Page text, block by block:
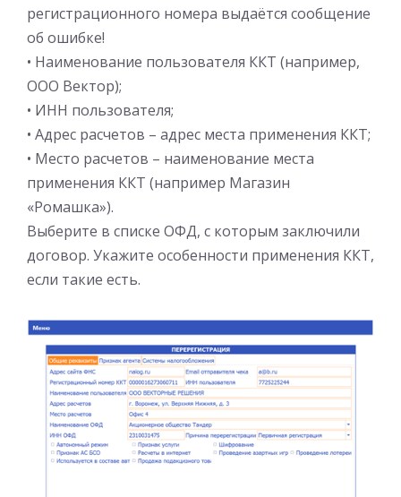
регистрационного номера выдаётся сообщение
об ошибке!
• Наименование пользователя ККТ (например,
ООО Вектор);
• ИНН пользователя;
• Адрес расчетов – адрес места применения ККТ;
• Место расчетов – наименование места
применения ККТ (например Магазин
«Ромашка»).
Выберите в списке ОФД, с которым заключили
договор. Укажите особенности применения ККТ,
если такие есть.